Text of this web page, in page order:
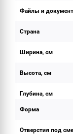
Файлы и
Страна
Ширина, см
Высота, см
Глубина, см
Форма
Отверстия под